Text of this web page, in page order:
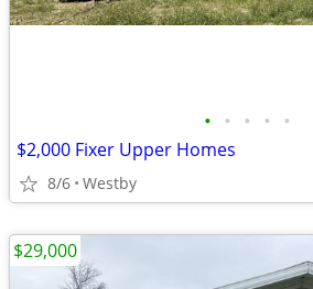
• • • • •
$2,000 Fixer Upper Homes
8/6 Westby
$29,000